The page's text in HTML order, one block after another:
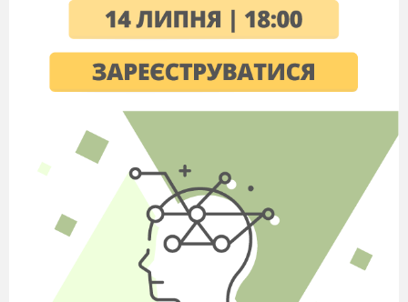
(Звучить спокійна, тиха музи ка )(слайд 3)
Притча про мудрого вчител
Був учитель немічний та худий. Жилисті
були руки його, і сумна мережа зморшок
зборознила високе чоло. Але очі вчителя, коли
він говорив, блищали світло і чисто, сила
випромінювалась з них. Коли говорив учитель,
неначе стіна розсувалася перед людьми, і хід
сонця розумів його, і спів пташок, і ярість
тварин, і життя будь-якої тварини на землі. І
були в нього три учні. Молоді вони були та
любили життя. Усе, що знав, передав їм